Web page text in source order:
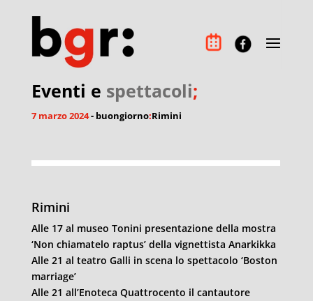
Eventi e spettacoli;
7 marzo 2024- buongiorno:Rimini
Rimini
Alle 17 al museo Tonini presentazione della mostra
‘Non chiamatelo raptus’ della vignettista Anarkikka
Alle 21 al teatro Galli in scena lo spettacolo ‘Boston
marriage’
Alle 21 all’Enoteca Quattrocento il cantautore